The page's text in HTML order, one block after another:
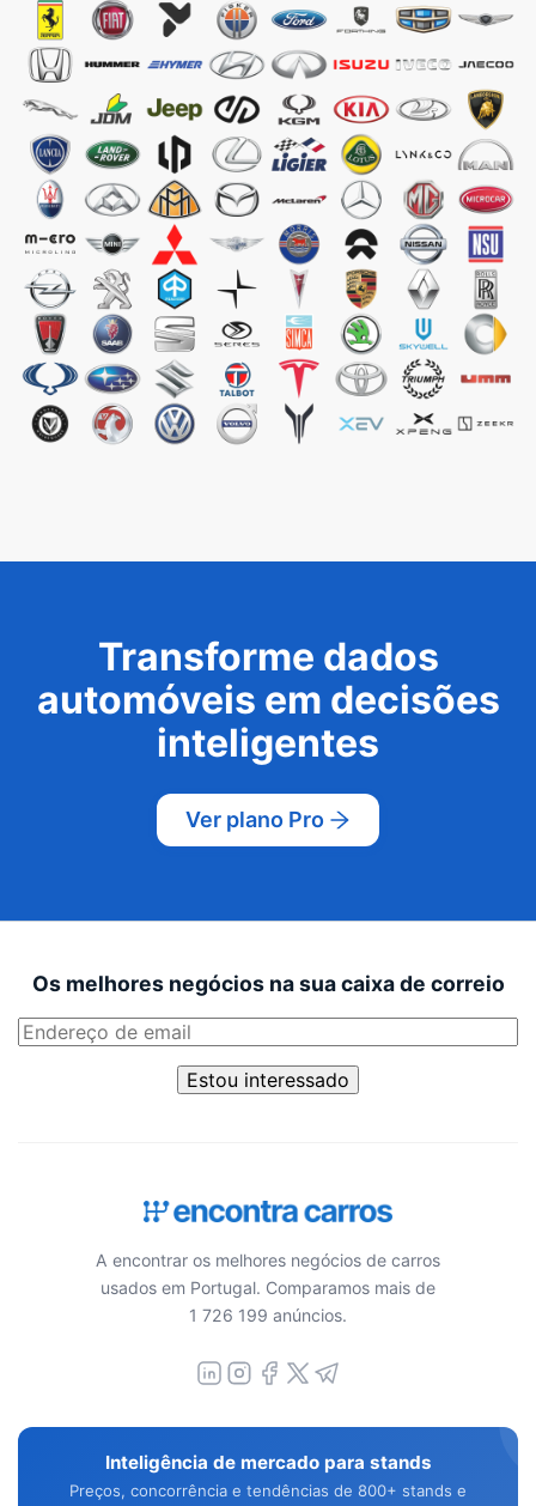
Transforme dados
automóveis em decisões
inteligentes
Ver plano Pro
Os melhores negócios na sua caixa de correio
Estou interessado
A encontrar os melhores negócios de carros
usados em Portugal. Comparamos mais de
1 726 199 anúncios.
Inteligência de mercado para stands
Preços, concorrência e tendências de 800+ stands e